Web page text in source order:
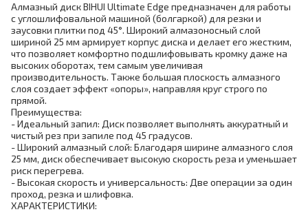
Алмазный диск BIHUI Ultimate Edge предназначен для работы
с углошлифовальной машиной (болгаркой) для резки и
заусовки плитки под 45°. Широкий алмазоносный слой
шириной 25 мм армирует корпус диска и делает его жестким,
что позволяет комфортно подшлифовывать кромку даже на
высоких оборотах, тем самым увеличивая
производительность. Также большая плоскость алмазного
слоя создает эффект «опоры», направляя круг строго по
прямой.
Преимущества:
- Идеальный запил: Диск позволяет выполнять аккуратный и
чистый рез при запиле под 45 градусов.
- Широкий алмазный слой: Благодаря ширине алмазного слоя
25 мм, диск обеспечивает высокую скорость реза и уменьшает
риск перегрева.
- Высокая скорость и универсальность: Две операции за один
проход, резка и шлифовка.
ХАРАКТЕРИСТИКИ: